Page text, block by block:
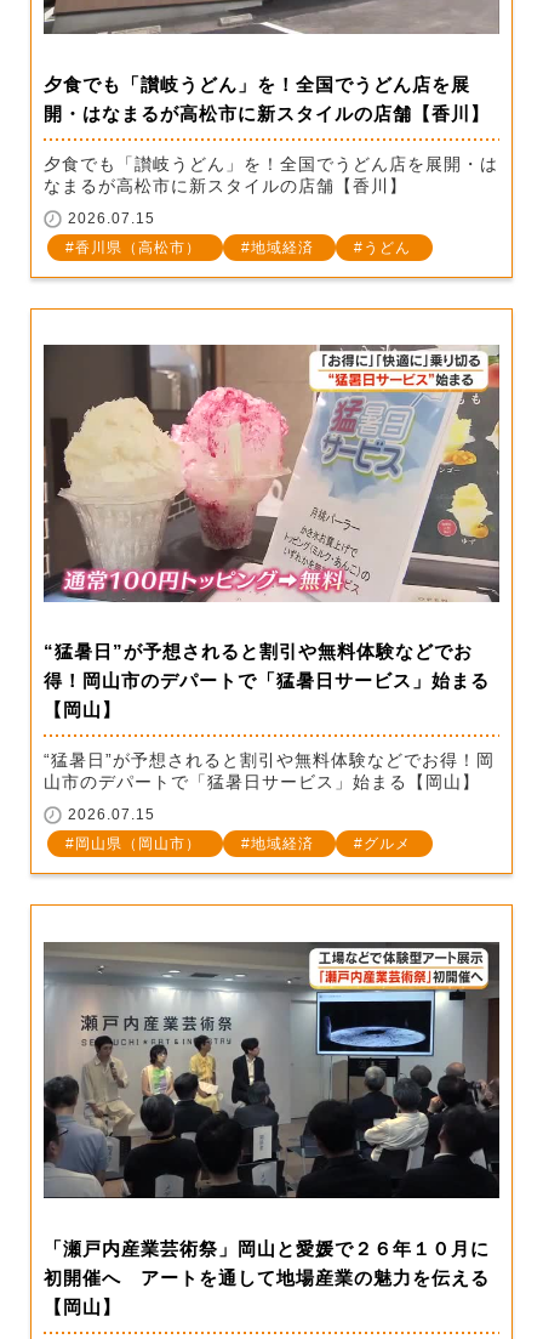
夕食でも「讃岐うどん」を！全国でうどん店を展
開・はなまるが高松市に新スタイルの店舗【香川】
夕食でも「讃岐うどん」を！全国でうどん店を展開・は
なまるが高松市に新スタイルの店舗【香川】
2026.07.15
香川県（高松市）
地域経済 うどん
“猛暑日”が予想されると割引や無料体験などでお
得！岡山市のデパートで「猛暑日サービス」始まる
【岡山】
“猛暑日”が予想されると割引や無料体験などでお得！岡
山市のデパートで「猛暑日サービス」始まる【岡山】
2026.07.15
岡山県（岡山市）
地域経済 グルメ
「瀬戸内産業芸術祭」岡山と愛媛で２６年１０月に
初開催へ アートを通して地場産業の魅力を伝える
【岡山】